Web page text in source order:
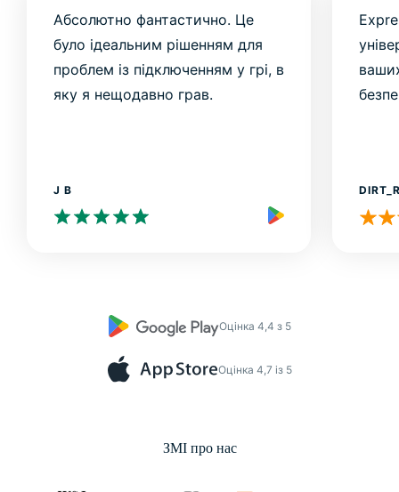
Абсолютно фантастично. Це
було ідеальним рішенням для
проблем із підключенням у грі, в
яку я нещодавно грав.
J B
Оцінка 4,4 з 5
Оцінка 4,7 із 5
ЗМІ про нас